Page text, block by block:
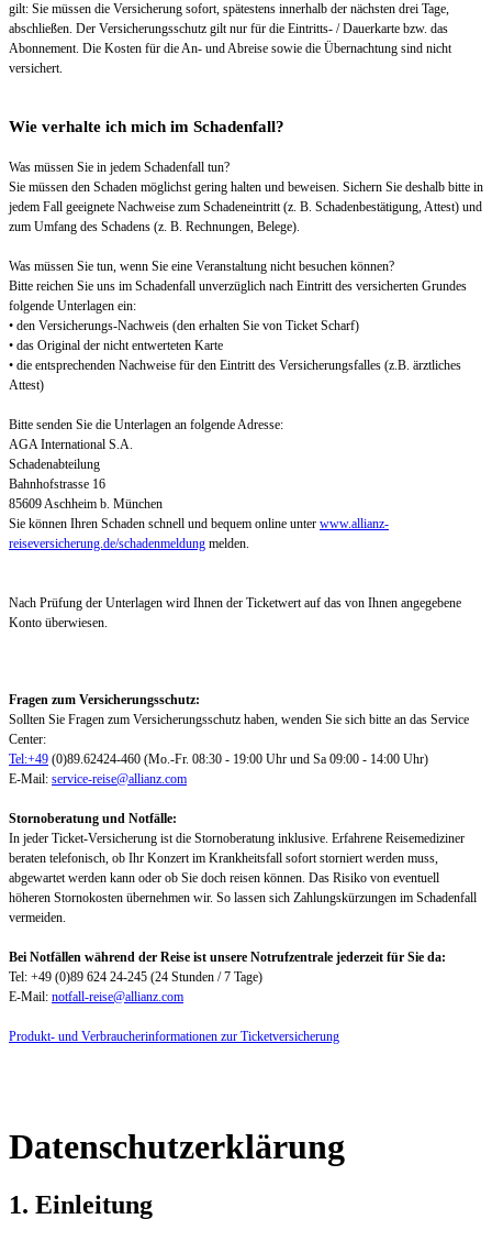
gilt: Sie müssen die Versicherung sofort, spätestens innerhalb der nächsten drei Tage,
abschließen. Der Versicherungsschutz gilt nur für die Eintritts- / Dauerkarte bzw. das
Abonnement. Die Kosten für die An- und Abreise sowie die Übernachtung sind nicht
versichert.
Wie verhalte ich mich im Schadenfall?
Was müssen Sie in jedem Schadenfall tun?
Sie müssen den Schaden möglichst gering halten und beweisen. Sichern Sie deshalb bitte in
jedem Fall geeignete Nachweise zum Schadeneintritt (z. B. Schadenbestätigung, Attest) und
zum Umfang des Schadens (z. B. Rechnungen, Belege).
Was müssen Sie tun, wenn Sie eine Veranstaltung nicht besuchen können?
Bitte reichen Sie uns im Schadenfall unverzüglich nach Eintritt des versicherten Grundes
folgende Unterlagen ein:
• den Versicherungs-Nachweis (den erhalten Sie von Ticket Scharf)
• das Original der nicht entwerteten Karte
• die entsprechenden Nachweise für den Eintritt des Versicherungsfalles (z.B. ärztliches
Attest)
Bitte senden Sie die Unterlagen an folgende Adresse:
AGA International S.A.
Schadenabteilung
Bahnhofstrasse 16
85609 Aschheim b. München
Sie können Ihren Schaden schnell und bequem online unter www.allianz-
reiseversicherung.de/schadenmeldung melden.
Nach Prüfung der Unterlagen wird Ihnen der Ticketwert auf das von Ihnen angegebene
Konto überwiesen.
Fragen zum Versicherungsschutz:
Sollten Sie Fragen zum Versicherungsschutz haben, wenden Sie sich bitte an das Service
Center:
Tel:+49 (0)89.62424-460 (Mo.-Fr. 08:30 - 19:00 Uhr und Sa 09:00 - 14:00 Uhr)
E-Mail: service-reise@allianz.com
Stornoberatung und Notfälle:
In jeder Ticket-Versicherung ist die Stornoberatung inklusive. Erfahrene Reisemediziner
beraten telefonisch, ob Ihr Konzert im Krankheitsfall sofort storniert werden muss,
abgewartet werden kann oder ob Sie doch reisen können. Das Risiko von eventuell
höheren Stornokosten übernehmen wir. So lassen sich Zahlungskürzungen im Schadenfall
vermeiden.
Bei Notfällen während der Reise ist unsere Notrufzentrale jederzeit für Sie da:
Tel: +49 (0)89 624 24-245 (24 Stunden / 7 Tage)
E-Mail: notfall-reise@allianz.com
Produkt- und Verbraucherinformationen zur Ticketversicherung
Datenschutzerklärung
1. Einleitung